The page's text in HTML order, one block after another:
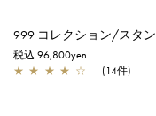
税込 96,800yen
★ ★ ★ ★ ☆ (14件)